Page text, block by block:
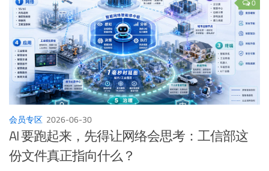
0
会员专区 2026-06-30
AI 要跑起来，先得让网络会思考：工信部这
份文件真正指向什么？